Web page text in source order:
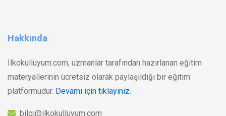
Hakkında
Ilkokulluyum.com, uzmanlar tarafından hazırlanan eğitim
materyallerinin ücretsiz olarak paylaşıldığı bir eğitim
platformudur. Devamı için tıklayınız.
bilgi@ilkokulluyum.com